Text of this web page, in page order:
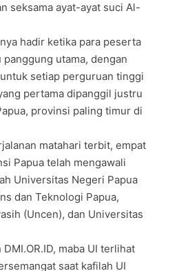
seksama ayat-ayat suci Al-
hadir ketika para peserta
utama, dengan
setiap perguruan tinggi
pertama dipanggil justru
provinsi paling timur di
matahari terbit, empat
Papua telah mengawali
Universitas Negeri Papua
dan Teknologi Papua,
(Uncen), dan Universitas
maba UI terlihat
saat kafilah UI